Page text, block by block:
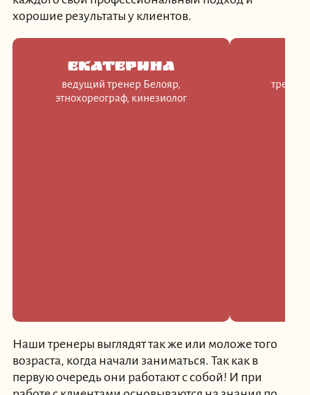
хорошие результаты у клиентов.
Екатерина
ведущий тренер Белояр,
этнохореограф, кинезиолог
тренер
Наши тренеры выглядят так же или моложе того
возраста, когда начали заниматься. Так как в
первую очередь они работают с собой! И при